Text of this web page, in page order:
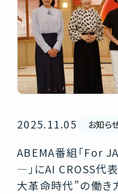
2025.11.05 お知ら
ABEMA番組「For
―」にAI CROSS代
大革命時代”の働き